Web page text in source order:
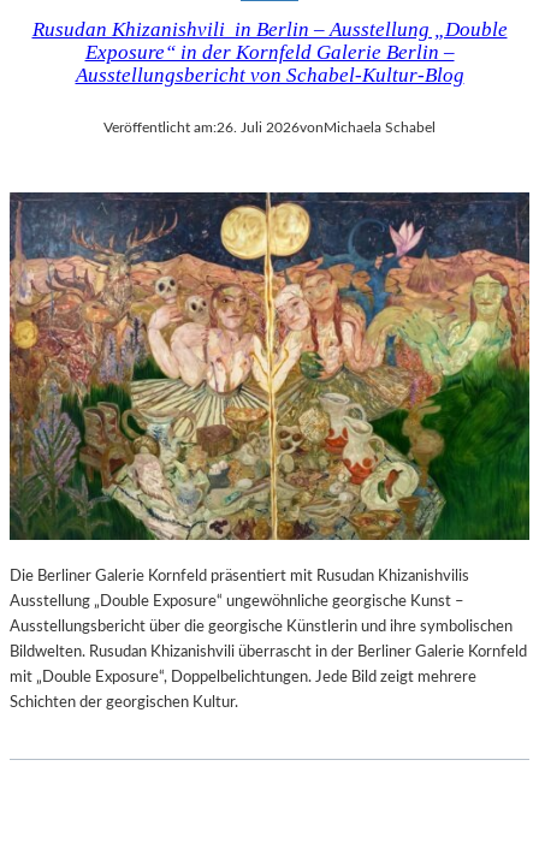
Rusudan Khizanishvili in Berlin – Ausstellung „Double
Exposure“ in der Kornfeld Galerie Berlin –
Ausstellungsbericht von Schabel-Kultur-Blog
Veröffentlicht am:26. Juli 2026vonMichaela Schabel
Die Berliner Galerie Kornfeld präsentiert mit Rusudan Khizanishvilis
Ausstellung „Double Exposure“ ungewöhnliche georgische Kunst –
Ausstellungsbericht über die georgische Künstlerin und ihre symbolischen
Bildwelten. Rusudan Khizanishvili überrascht in der Berliner Galerie Kornfeld
mit „Double Exposure“, Doppelbelichtungen. Jede Bild zeigt mehrere
Schichten der georgischen Kultur.